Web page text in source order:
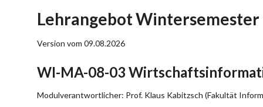
Lehrangebot
Version vom 09.08.2026
WI-MA-08-03
Modulverantwortlicher: Prof. Klaus Kabitzsch (Fakultät